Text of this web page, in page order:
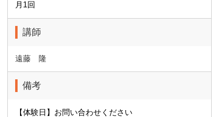
月1回
講師
遠藤 隆
備考
【体験日】お問い合わせください